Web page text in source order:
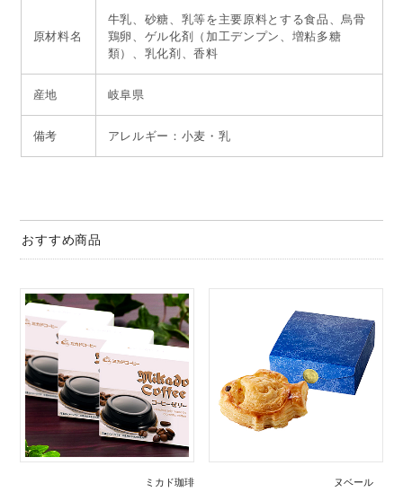
原材料名
牛乳、砂糖、乳等を主要原料とする食品、烏骨
鶏卵、ゲル化剤（加工デンプン、増粘多糖
類）、乳化剤、香料
産地 岐阜県
備考 アレルギー：小麦・乳
おすすめ商品
ミカド珈琲
ヌベール